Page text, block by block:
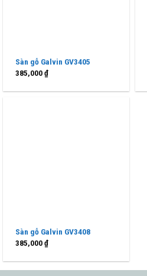
Sàn gỗ Galvin GV3405
385,000₫
Sàn gỗ Galvin GV3408
385,000₫